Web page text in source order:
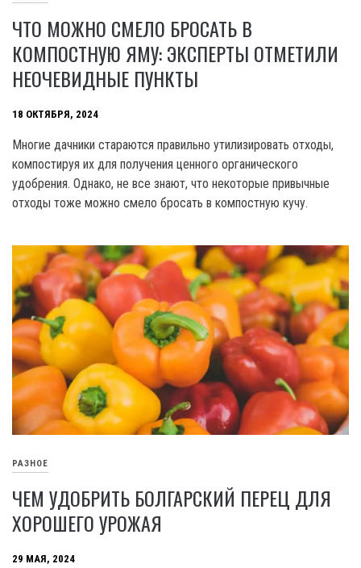
ЧТО МОЖНО СМЕЛО БРОСАТЬ В
КОМПОСТНУЮ ЯМУ: ЭКСПЕРТЫ ОТМЕТИЛИ
НЕОЧЕВИДНЫЕ ПУНКТЫ
18 ОКТЯБРЯ, 2024
Многие дачники стараются правильно утилизировать отходы,
компостируя их для получения ценного органического
удобрения. Однако, не все знают, что некоторые привычные
отходы тоже можно смело бросать в компостную кучу.
РАЗНОЕ
ЧЕМ УДОБРИТЬ БОЛГАРСКИЙ ПЕРЕЦ ДЛЯ
ХОРОШЕГО УРОЖАЯ
29 МАЯ, 2024